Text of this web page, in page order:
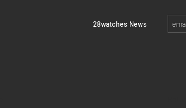
​28watches News